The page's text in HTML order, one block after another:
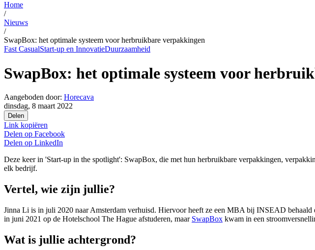
Home
/
Nieuws
/
SwapBox: het optimale systeem voor herbruikbare verpakkingen
Fast CasualStart-up en InnovatieDuurzaamheid
SwapBox: het optimale systeem voor
Aangeboden door: Horecava
dinsdag, 8 maart 2022
Delen
Link kopiëren
Delen op Facebook
Delen op LinkedIn
Deze keer in 'Start-up in the spotlight': SwapBox, die met hun herbruikbare verpakkingen,
elk bedrijf.
Vertel, wie zijn jullie?
Jinna Li is in juli 2020 naar Amsterdam verhuisd. Hiervoor heeft ze een MBA bij INSEAD
in juni 2021 op de Hotelschool The Hague afstuderen, maar SwapBox kwam in een
Wat is jullie achtergrond?